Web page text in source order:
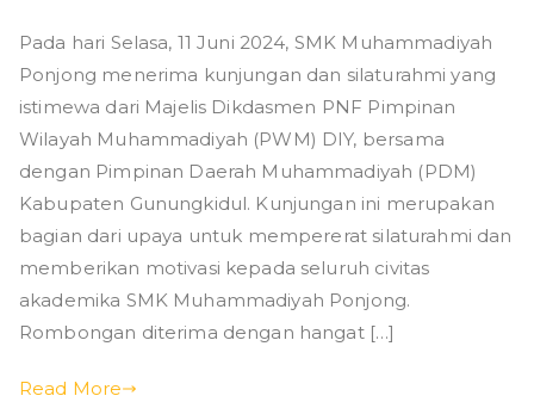
dan
silaturahmi
dari
Majelis
Dikdasmen
Muhammadiyah
(PWM)
DIY,
Pada hari Selasa, 11 Juni 2024, SMK Muhammadiyah
Ponjong menerima kunjungan dan silaturahmi yang
istimewa dari Majelis Dikdasmen PNF Pimpinan
Wilayah Muhammadiyah (PWM) DIY, bersama
dengan Pimpinan Daerah Muhammadiyah (PDM)
Kabupaten Gunungkidul. Kunjungan ini merupakan
bagian dari upaya untuk mempererat silaturahmi dan
memberikan motivasi kepada seluruh civitas
akademika SMK Muhammadiyah Ponjong.
Rombongan diterima dengan hangat […]
Read More